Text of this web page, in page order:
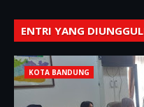
ENTRI YANG
KOTA BANDUNG